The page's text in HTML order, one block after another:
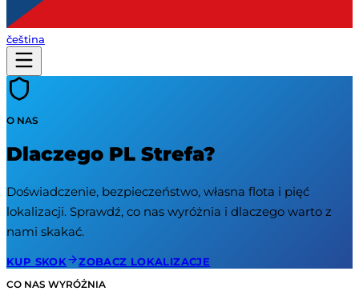
čeština
O NAS
Dlaczego PL Strefa?
Doświadczenie, bezpieczeństwo, własna flota i pięć
lokalizacji. Sprawdź, co nas wyróżnia i dlaczego warto z
nami skakać.
KUP SKOK ZOBACZ LOKALIZACJE
CO NAS WYRÓŻNIA